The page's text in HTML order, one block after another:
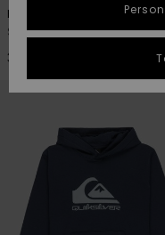
tailles
plus
à
Hippie Jump
Sweat Jaune Garçon 2-7
30,00 €